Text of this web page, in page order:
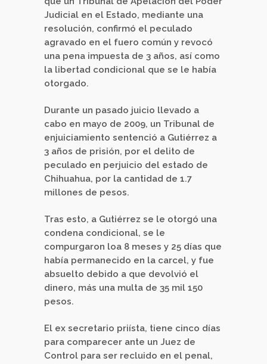
Judicial en el Estado, mediante una
resolución, confirmó el peculado
agravado en el fuero común y revocó
una pena impuesta de 3 años, así como
la libertad condicional que se le había
otorgado.
Durante un pasado juicio llevado a
cabo en mayo de 2009, un Tribunal de
enjuiciamiento sentenció a Gutiérrez a
3 años de prisión, por el delito de
peculado en perjuicio del estado de
Chihuahua, por la cantidad de 1.7
millones de pesos.
Tras esto, a Gutiérrez se le otorgó una
condena condicional, se le
compurgaron loa 8 meses y 25 días que
había permanecido en la carcel, y fue
absuelto debido a que devolvió el
dinero, más una multa de 35 mil 150
pesos.
El ex secretario priísta, tiene cinco días
para comparecer ante un Juez de
Control para ser recluido en el penal,